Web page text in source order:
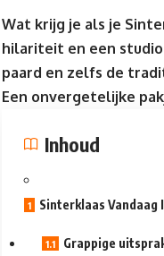
Wat krijg je als je
hilariteit en een studio
paard en zelfs de
Een onvergetelijke
Inhoud
Sinterklaas Vandaag
Grappige